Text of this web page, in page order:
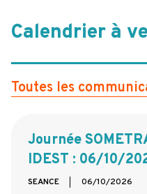
Calendrier à
Toutes les
Journée
IDEST : 06/10/
SEANCE 06/10/2026